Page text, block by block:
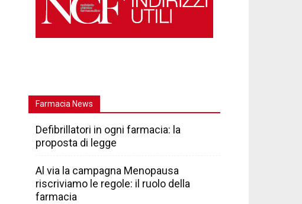
Farmacia News
Defibrillatori in ogni farmacia: la
proposta di legge
Al via la campagna Menopausa
riscriviamo le regole: il ruolo della
farmacia